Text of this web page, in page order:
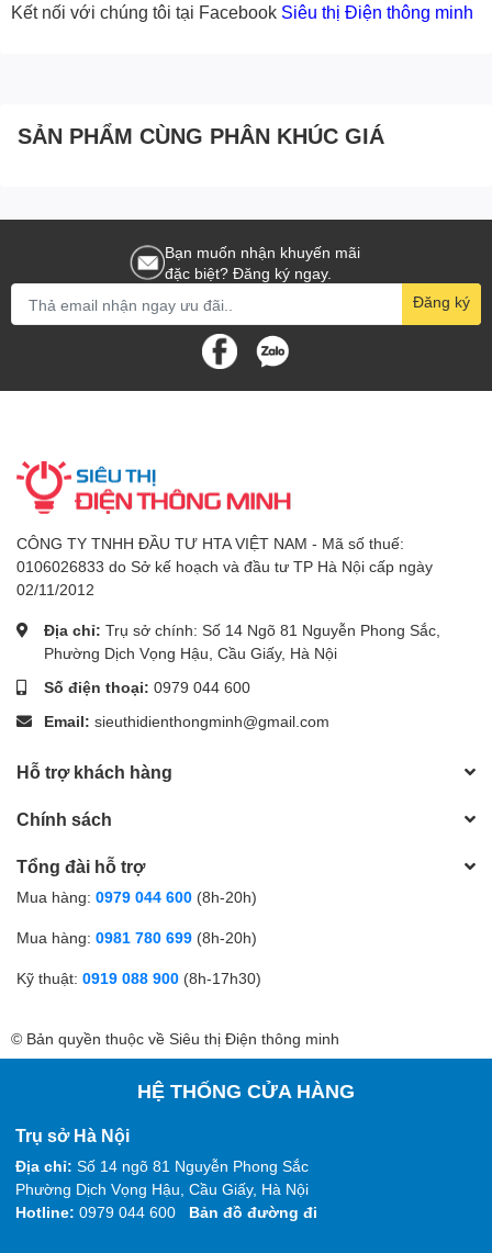
Kết nối với chúng tôi tại Facebook Siêu thị Điện thông minh
SẢN PHẨM CÙNG PHÂN KHÚC GIÁ
Bạn muốn nhận khuyến mãi
đặc biệt? Đăng ký ngay.
Đăng ký
CÔNG TY TNHH ĐẦU TƯ HTA VIỆT NAM - Mã số thuế:
0106026833 do Sở kế hoạch và đầu tư TP Hà Nội cấp ngày
02/11/2012
Địa chỉ: Trụ sở chính: Số 14 Ngõ 81 Nguyễn Phong Sắc,
Phường Dịch Vọng Hậu, Cầu Giấy, Hà Nội
Số điện thoại: 0979 044 600
Email: sieuthidienthongminh@gmail.com
Hỗ trợ khách hàng
Chính sách
Tổng đài hỗ trợ
Mua hàng: 0979 044 600 (8h-20h)
Mua hàng: 0981 780 699 (8h-20h)
Kỹ thuật: 0919 088 900 (8h-17h30)
© Bản quyền thuộc về Siêu thị Điện thông minh
HỆ THỐNG CỬA HÀNG
Trụ sở Hà Nội
Địa chỉ: Số 14 ngõ 81 Nguyễn Phong Sắc
Phường Dịch Vọng Hậu, Cầu Giấy, Hà Nội
Hotline: 0979 044 600 Bản đồ đường đi